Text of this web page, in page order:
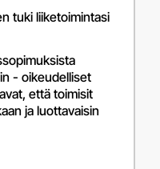
tuki liiketoimintasi
- oikeudelliset
että toimisit
ja luottavaisin